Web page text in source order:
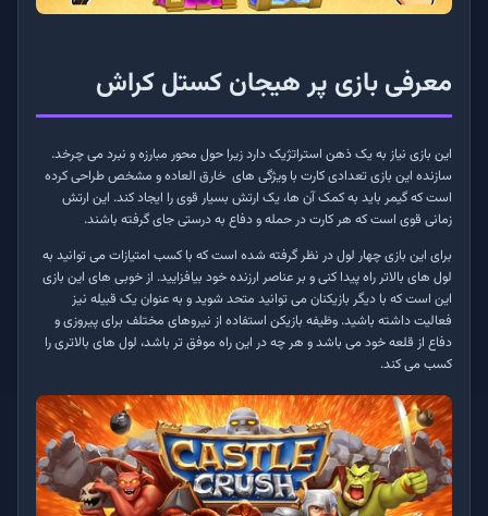
معرفی بازی پر هیجان کستل کراش
این بازی نیاز به یک ذهن استراتژیک دارد زیرا حول محور مبارزه و نبرد می چرخد.
سازنده این بازی تعدادی کارت با ویژگی های خارق العاده و مشخص طراحی کرده
است که گیمر باید به کمک آن ها، یک ارتش بسیار قوی را ایجاد کند. این ارتش
زمانی قوی است که هر کارت در حمله و دفاع به درستی جای گرفته باشند.
برای این بازی چهار لول در نظر گرفته شده است که با کسب امتیازات می توانید به
لول های بالاتر راه پیدا کنی و بر عناصر ارزنده خود بیافزایید. از خوبی های این بازی
این است که با دیگر بازیکنان می توانید متحد شوید و به عنوان یک قبیله نیز
فعالیت داشته باشید. وظیفه بازیکن استفاده از نیروهای مختلف برای پیروزی و
دفاع از قلعه خود می باشد و هر چه در این راه موفق تر باشد، لول های بالاتری را
کسب می کند.